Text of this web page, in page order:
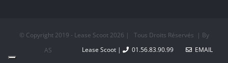
© Copyright 2019 - Lease Scoot 2026 | Tous Droits Réservés | By
AS
Lease Scoot | 01.56.83.90.99 EMAIL